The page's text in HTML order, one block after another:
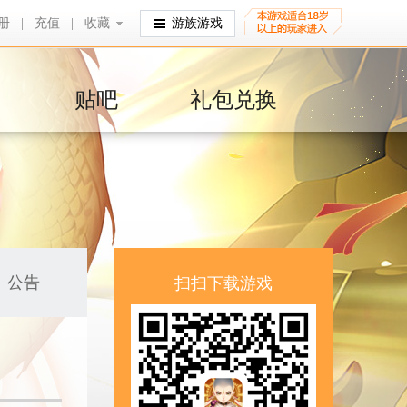
充值 收藏
收藏 游族游戏
贴吧 礼包兑换
公告 扫扫下载游戏